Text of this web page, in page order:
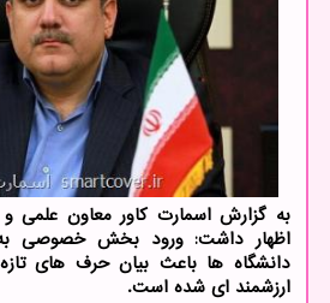
به گزارش اسمارت كاور معاون علمی
اظهار داشت: ورود بخش خصوصی
دانشگاه ها باعث بیان حرف های
ارزشمند ای شده است.